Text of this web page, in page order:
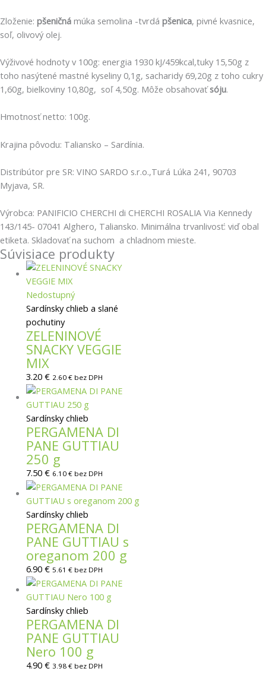
Zloženie: pšeničná múka semolina -tvrdá pšenica, pivné kvasnice,
soľ, olivový olej.
Výživové hodnoty v 100g: energia 1930 kJ/459kcal,tuky 15,50g z
toho nasýtené mastné kyseliny 0,1g, sacharidy 69,20g z toho cukry
1,60g, bielkoviny 10,80g, soľ 4,50g. Môže obsahovaťsóju.
Hmotnosť netto: 100g.
Krajina pôvodu: Taliansko – Sardínia.
Distribútor pre SR: VINO SARDO s.r.o.,Turá Lúka 241, 90703
Myjava, SR.
Výrobca: PANIFICIO CHERCHI di CHERCHI ROSALIA Via Kennedy
143/145- 07041 Alghero, Taliansko. Minimálna trvanlivosť: viď obal
etiketa. Skladovať na suchom a chladnom mieste.
Súvisiace produkty
Nedostupný
Sardínsky chlieb a slané
pochutiny
ZELENINOVÉ
SNACKY VEGGIE
MIX
3.20 € 2.60 €bez DPH
Sardínsky chlieb
PERGAMENA DI
PANE GUTTIAU
250 g
7.50 € 6.10 €bez DPH
Sardínsky chlieb
PERGAMENA DI
PANE GUTTIAU s
oreganom 200 g
6.90 € 5.61 €bez DPH
Sardínsky chlieb
PERGAMENA DI
PANE GUTTIAU
Nero 100 g
4.90 € 3.98 €bez DPH